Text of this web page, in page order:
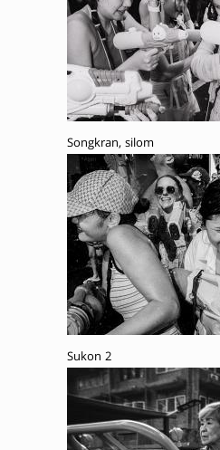
Songkran, silom
Sukon 2